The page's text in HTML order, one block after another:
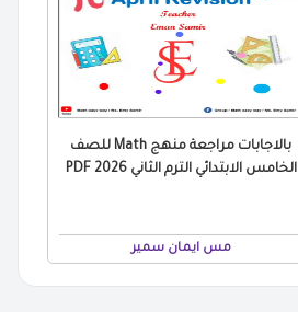
بالاجابات مراجعة منهج Math للصف
الخامس الابتدائي الترم الثاني 2026 PDF
مس ايمان سمير